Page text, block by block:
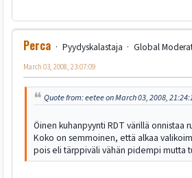
Perca Pyydyskalastaja
Global
March 03, 2008, 23:07:09
Quote from: eetee on March 03, 2008,
Öinen kuhanpyynti RDT värillä onnistaa
Koko on semmoinen, että alkaa
pois eli tärppiväli vähän pidempi mutta